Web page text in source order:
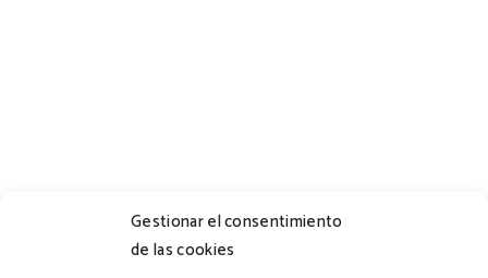
Gestionar el consentimiento
de las cookies